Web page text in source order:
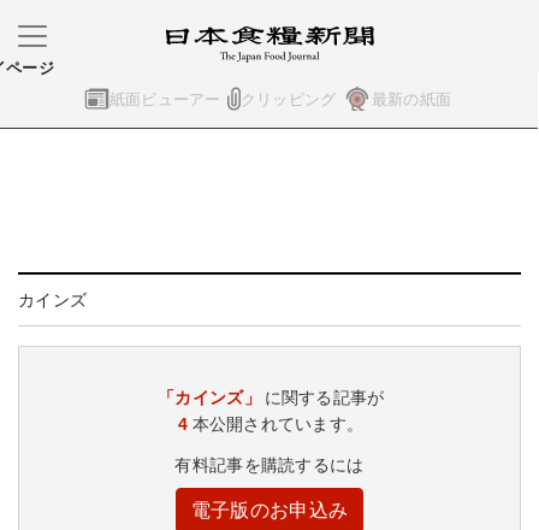
紙面ビューアー クリッピング 最新の紙面
ページ
カインズ
「カインズ」
に関する記事が
4 本公開されています。
有料記事を購読するには
電子版のお申込み